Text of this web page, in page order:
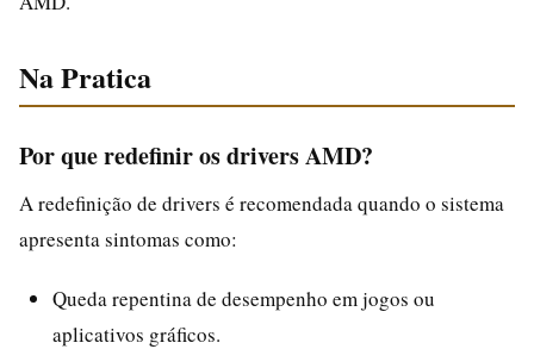
Na Pratica
Por que redefinir os drivers AMD?
A redefinição de drivers é recomendada quando o sistema
apresenta sintomas como:
Queda repentina de desempenho em jogos ou
aplicativos gráficos.